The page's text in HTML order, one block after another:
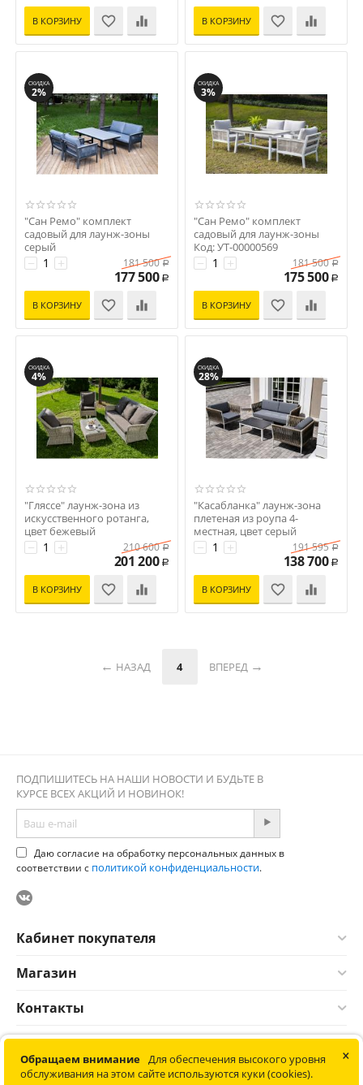
В КОРЗИНУ В КОРЗИНУ
СКИДКА
2%
"Сан Ремо" комплект
садовый для лаунж-зоны
серый
Код: УТ-00007750
+
− 181 500 Р
177 500 Р
В КОРЗИНУ
СКИДКА
3%
"Сан Ремо" комплект
садовый для лаунж-зоны
Код: УТ-00000569
+
− 181 500 Р
175 500 Р
В КОРЗИНУ
СКИДКА
4%
"Гляссе" лаунж-зона из
искусственного ротанга,
цвет бежевый
Код: УТ-00007723
+
− 210 600 Р
201 200 Р
В КОРЗИНУ
СКИДКА
28%
"Касабланка" лаунж-зона
плетеная из роупа 4-
местная, цвет серый
Код: УТ-00007286
+
− 191 595 Р
138 700 Р
В КОРЗИНУ
НАЗАД 4 ВПЕРЕД
ПОДПИШИТЕСЬ НА НАШИ НОВОСТИ И БУДЬТЕ В
КУРСЕ ВСЕХ АКЦИЙ И НОВИНОК!
Даю согласие на обработку персональных данных в
соответствии с политикой конфиденциальности.
Кабинет покупателя
Магазин
Контакты
© 2012-2026 Соната. Все права защищены. Информация сайта
защищена законом об авторских правах. Не является
×
Обращаем внимание Для обеспечения высокого уровня
обслуживания на этом сайте используются куки (cookies).